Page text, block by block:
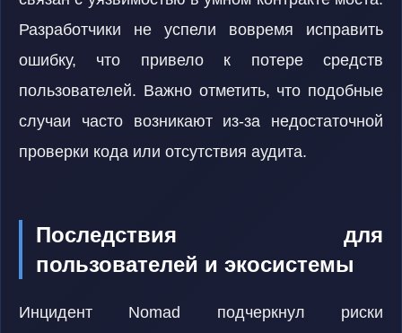
Разработчики не успели вовремя исправить
ошибку, что привело к потере средств
пользователей. Важно отметить, что подобные
случаи часто возникают из-за недостаточной
проверки кода или отсутствия аудита.
Последствия для
пользователей и экосистемы
Инцидент Nomad подчеркнул риски